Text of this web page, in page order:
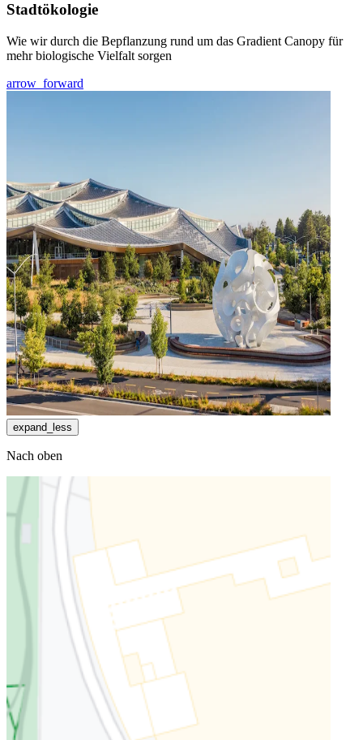
Stadtökologie
Wie wir durch die Bepflanzung rund um das Gradient Canopy für
mehr biologische Vielfalt sorgen
arrow_forward
expand_less
Nach oben